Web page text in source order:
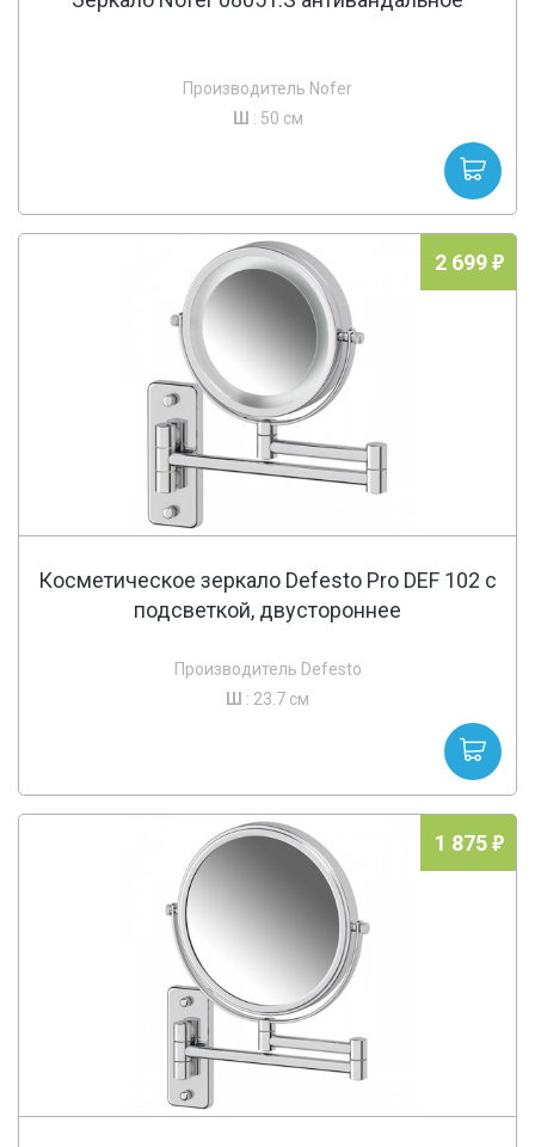
Производитель Nofer
Ш : 50 см
2 699
Косметическое зеркало Defesto Pro DEF 102 с
подсветкой, двустороннее
Производитель Defesto
Ш : 23.7 см
1 875